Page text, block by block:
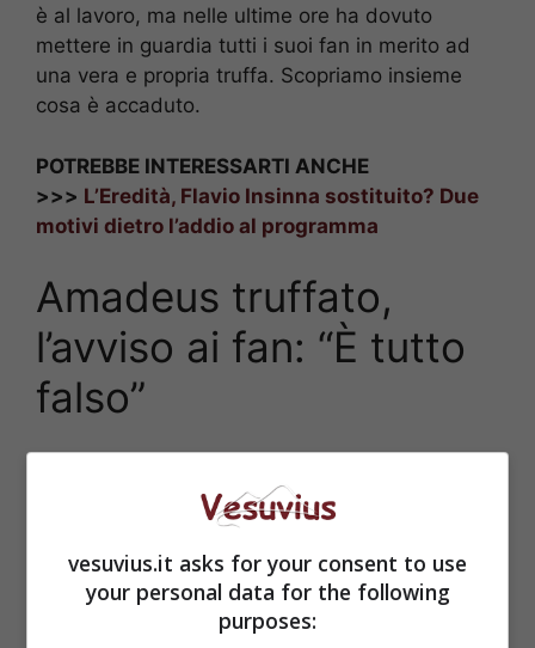
è al lavoro, ma nelle ultime ore ha dovuto
mettere in guardia tutti i suoi fan in merito ad
una vera e propria truffa. Scopriamo insieme
cosa è accaduto.
POTREBBE INTERESSARTI ANCHE
>>> L’Eredità, Flavio Insinna sostituito? Due
motivi dietro l’addio al programma
Amadeus truffato,
l’avviso ai fan: “È tutto
falso”
vesuvius.it asks for your consent to use
your personal data for the following
purposes: